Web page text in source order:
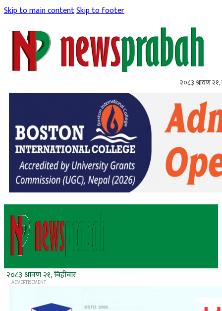
Skip to main contentSkip to footer
२०८३ श्रावण २१,
२०८३ श्रावण २१, बिहीबार
- ADVERTISEMENT -